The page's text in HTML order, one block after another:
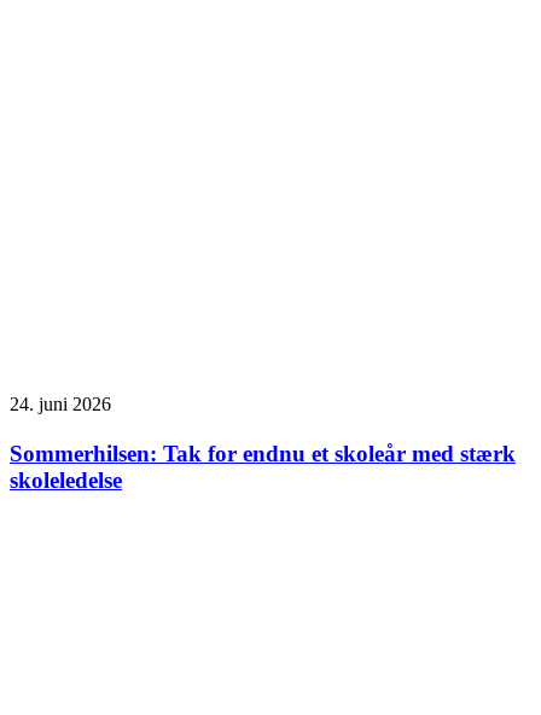
24. juni 2026
Sommerhilsen: Tak for endnu et skoleår med stærk
skoleledelse